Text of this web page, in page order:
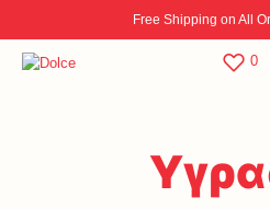
Free Shipping on All
0